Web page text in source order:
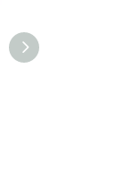
la línea de
la máquina de